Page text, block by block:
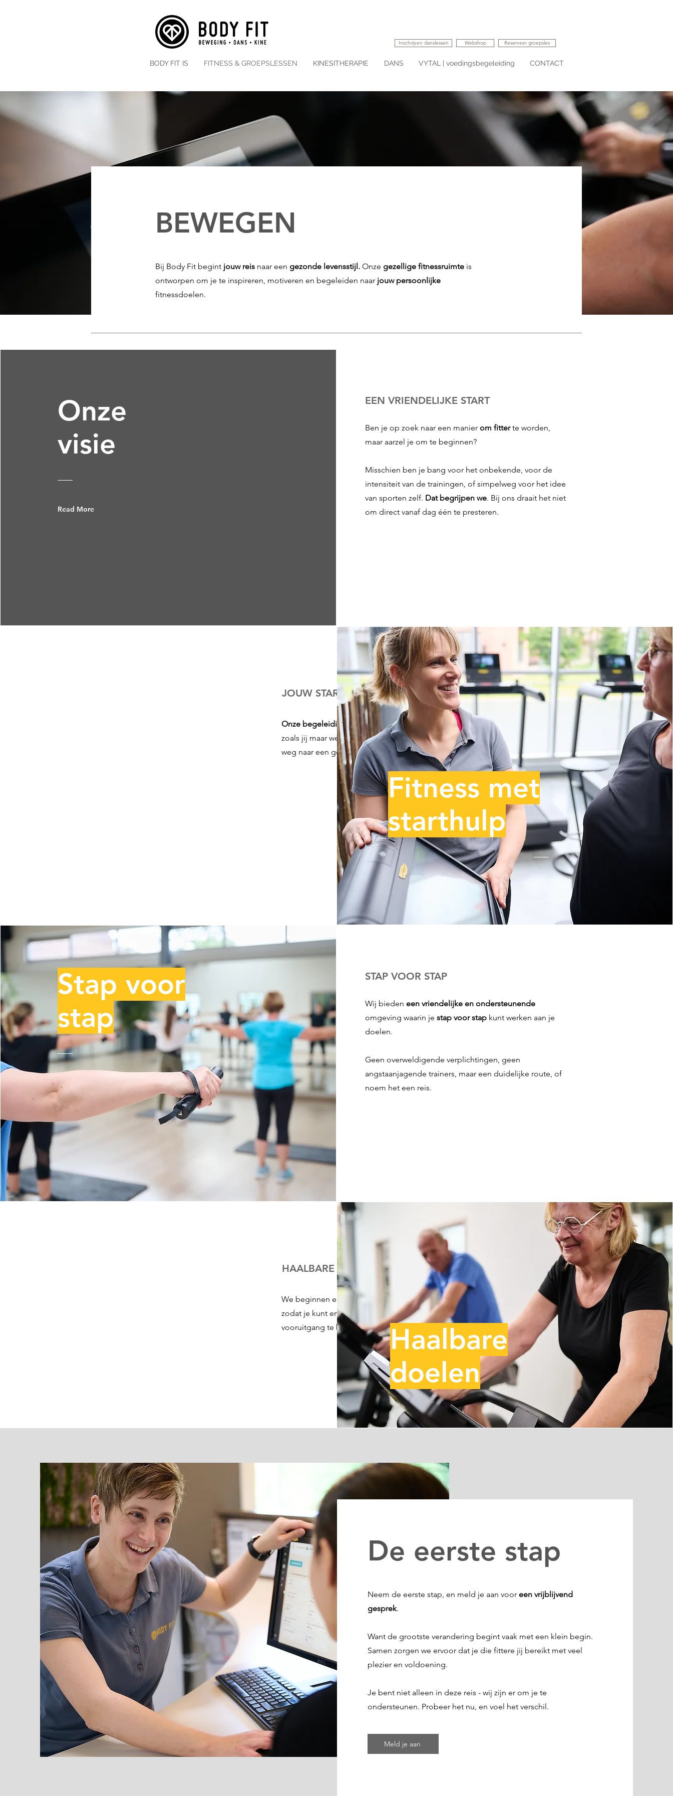
Inschrijven danslessen Webshop Reserveer groepsles
BODY FIT IS FITNESS & GROEPSLESSEN KINESITHERAPIE DANS VYTAL | voedingsbegeleiding CONTACT
BEWEGEN
Bij Body Fit begint jouw reis naar een gezonde levensstijl. Onze gezellige fitnessruimte is
ontworpen om je te inspireren, motiveren en begeleiden naar jouw persoonlijke
fitnessdoelen.
Onze
visie
Read More
EEN VRIENDELIJKE START
Ben je op zoek naar een manierom fitterte worden,
maar aarzel je om te beginnen?
Misschien ben je bang voor het onbekende, voor de
intensiteit van de trainingen, of simpelweg voor het idee
van sporten zelf. Dat begrijpen we. Bij ons draait het niet
om direct vanaf dag één te presteren.
JOUW STARTHULP
Onze begeleiding is speciaal ontworpen voor mensen
zoals jij maar wel graaggeholpen willen worden
op hun
weg naar een gezondere en fittere versie van zichzelf.
Fitness met
starthulp
Stap voor
stap
STAP VOOR STAP
Wij biedeneen vriendelijke en ondersteunende
omgeving waarin je stap voor stap kunt werken aan je
doelen.
Geen overweldigende verplichtingen, geen
angstaanjagende trainers, maar een duidelijke route, of
noem het een reis.
HAALBARE DOELEN
We beginnen eenvoudig, met haalbare doelstellingen
zodat je kunt ervaren
hoe goed het voelt
om
vooruitgang te boeken.
Haalbare
doelen
De eerste stap
Neem de eerste stap, en meld je aan vooreen vrijblijvend
gesprek.
Want de grootste verandering begint vaak met een klein begin.
Samen zorgen we ervoor dat je die fittere jij bereikt met veel
plezier en voldoening.
Je bent niet alleen in deze reis - wij zijn er om je te
ondersteunen. Probeer het nu, en voel het verschil.
Meld je aan